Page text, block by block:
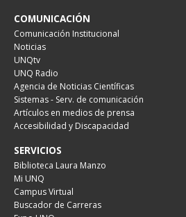
COMUNICACIÓN
Comunicación Institucional
Noticias
UNQtv
UNQ Radio
Agencia de Noticias Científicas
Sistemas - Serv. de comunicación
Artículos en medios de prensa
Accesibilidad y Discapacidad
SERVICIOS
Biblioteca Laura Manzo
Mi UNQ
Campus Virtual
Buscador de Carreras